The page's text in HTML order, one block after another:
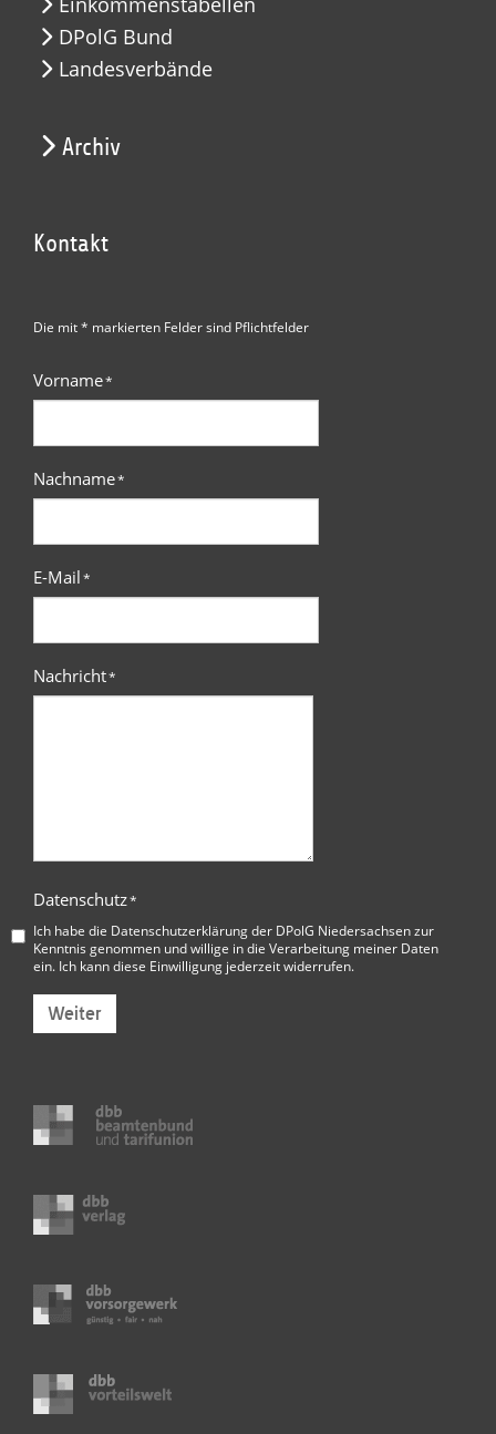
DPolG Bund
Landesverbände
Archiv
Kontakt
Die mit * markierten Felder sind Pflichtfelder
Vorname*
Nachname*
E-Mail*
Nachricht*
Datenschutz*
Ich habe die Datenschutzerklärung der DPolG Niedersachsenzur
Kenntnis genommen und willige in die Verarbeitung meiner Daten
ein. Ich kann diese Einwilligung jederzeit widerrufen.
Weiter